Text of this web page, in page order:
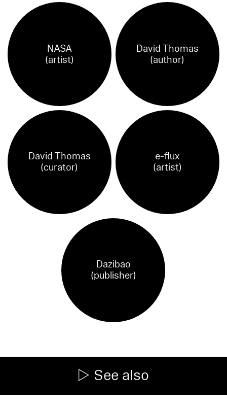
NASA
(artist)
David Thomas
(author)
David Thomas
(curator)
e-flux
(artist)
Dazibao
(publisher)
See also